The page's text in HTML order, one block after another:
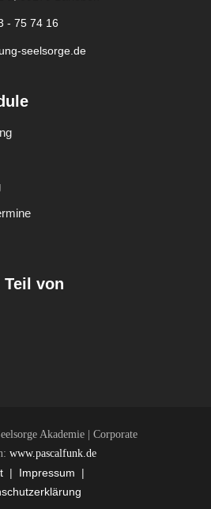
- 75 74 16
seelsorge.de
Teil von
Akademie | Corporate
www.pascalfunk.de
| Impressum |